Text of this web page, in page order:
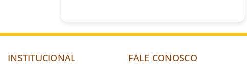
INSTITUCIONAL FALE CONOSCO